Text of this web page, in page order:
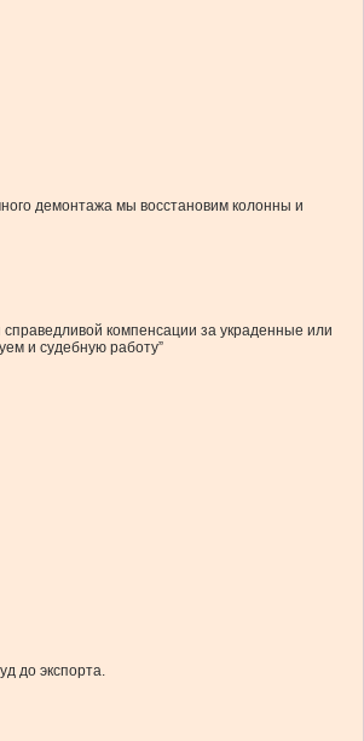
демонтажа мы восстановим колонны и
компенсации за украденные или
и судебную работу”
до экспорта.